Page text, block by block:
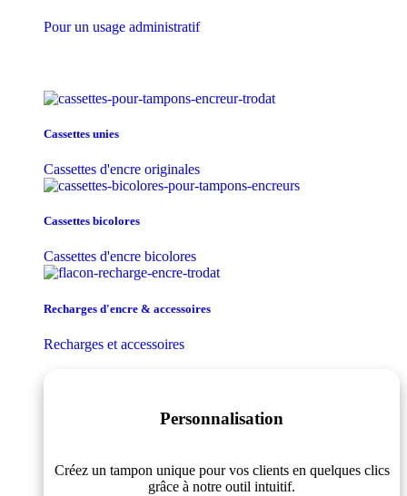
Pour un usage administratif
Cassettes unies
Cassettes d'encre originales
Cassettes bicolores
Cassettes d'encre bicolores
Recharges d'encre & accessoires
Recharges et accessoires
Personnalisation
Créez un tampon unique pour vos clients en quelques clics
grâce à notre outil intuitif.